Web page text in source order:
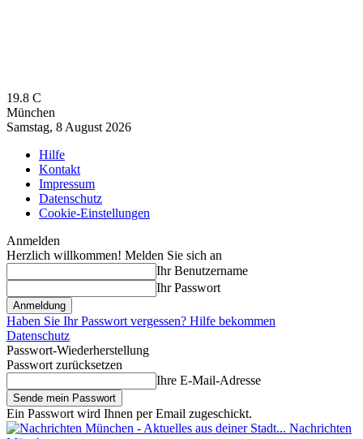
19.8 C
München
Samstag, 8 August 2026
Hilfe
Kontakt
Impressum
Datenschutz
Cookie-Einstellungen
Anmelden
Herzlich willkommen! Melden Sie sich an
Ihr Benutzername
Ihr Passwort
Haben Sie Ihr Passwort vergessen? Hilfe bekommen
Datenschutz
Passwort-Wiederherstellung
Passwort zurücksetzen
Ihre E-Mail-Adresse
Ein Passwort wird Ihnen per Email zugeschickt.
Nachrichten